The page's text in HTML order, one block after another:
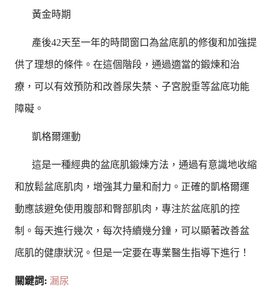
黃金時期
產後42天至一年的時間窗口為盆底肌的修復和加強提
供了理想的條件。在這個階段，通過適當的鍛煉和治
療，可以有效預防和改善尿失禁、子宮脫垂等盆底功能
障礙。
凱格爾運動
這是一種經典的盆底肌鍛煉方法，通過有意識地收縮
和放鬆盆底肌肉，增強其力量和耐力。正確的凱格爾運
動應該避免使用腹部和臀部肌肉，專注於盆底肌的控
制。每天進行幾次，每次持續幾分鐘，可以顯著改善盆
底肌的健康狀況。但是一定要在專業醫生指導下進行！
關鍵詞: 漏尿